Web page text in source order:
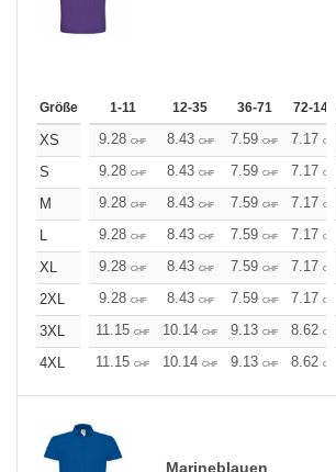
Größe 1-11 12-35 36-71 72-143
XS 9.28 CHF 8.43 CHF 7.59 CHF 7.17 CHF
S
9.28 CHF 8.43 CHF 7.59 CHF 7.17 CHF
M
9.28 CHF 8.43 CHF 7.59 CHF 7.17 CHF
L
9.28 CHF 8.43 CHF 7.59 CHF 7.17 CHF
XL
9.28 CHF 8.43 CHF 7.59 CHF 7.17 CHF
2XL
9.28 CHF 8.43 CHF 7.59 CHF 7.17 CHF
3XL
11.15 CHF 10.14 CHF 9.13 CHF 8.62 CHF
4XL
11.15 CHF 10.14 CHF 9.13 CHF 8.62 CHF
Marineblauen